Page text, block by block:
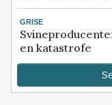
GRISE
en katastrofe